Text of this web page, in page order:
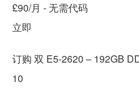
£90/月 - 无需代码
立即
订购 双 E5-2620 – 192GB
10